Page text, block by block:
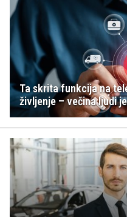
Ta skrita funkcija na
življenje – večina ljudi